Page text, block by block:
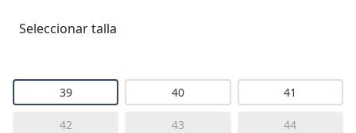
Seleccionar talla
39 40 41
42 43 44